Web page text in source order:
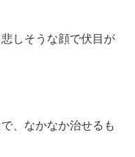
しそうな顔で伏目が
、なかなか治せるも